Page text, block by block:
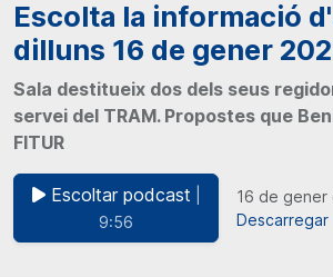
Escolta la informació
dilluns 16 de gener
Sala destitueix dos dels seus
servei del TRAM. Propostes que
FITUR
Escoltar podcast
9:56
16 de gener
Descarregar